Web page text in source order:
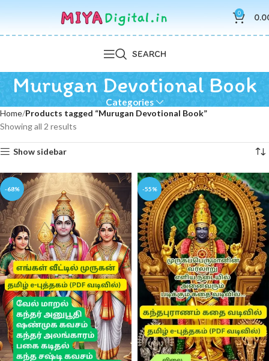
0
SEARCH
Murugan Devotional Book
Categories
Home Products tagged “Murugan Devotional Book”
Showing all 2 results
Show sidebar
-68% -55%